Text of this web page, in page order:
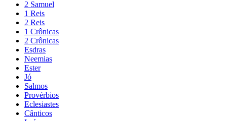
2 Samuel
1 Reis
2 Reis
1 Crônicas
2 Crônicas
Esdras
Neemias
Ester
Jó
Salmos
Provérbios
Eclesiastes
Cânticos